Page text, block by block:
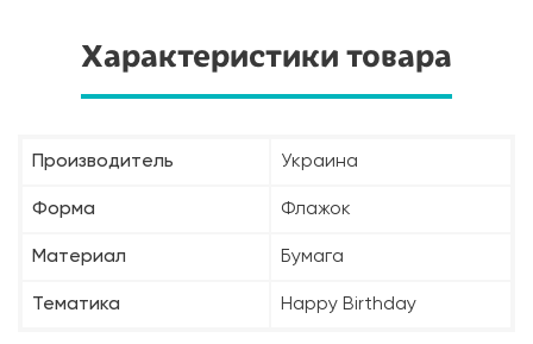
Характеристики товара
Производитель Украина
Форма Флажок
Материал Бумага
Тематика Happy Birthday